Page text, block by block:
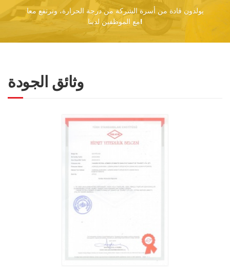
استعراض
يولدون قادة من أسرة الشركة من درجة الحرارة، ونرتفع معا
مع الموظفين لدينا!
وثائق الجودة